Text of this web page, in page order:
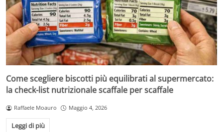
Come scegliere biscotti più equilibrati al supermercato:
la check-list nutrizionale scaffale per scaffale
Raffaele Moauro Maggio 4, 2026
Leggi di più